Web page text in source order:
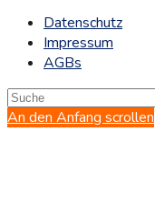
Datenschutz
Impressum
AGBs
An den Anfang scrollen